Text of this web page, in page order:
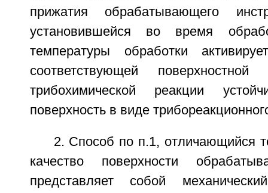
прижатия обрабатывающего
установившейся во время
температуры обработки
соответствующей
трибохимической реакции
поверхность в виде
2. Способ по п.1, отличающийся
качество поверхности
представляет собой